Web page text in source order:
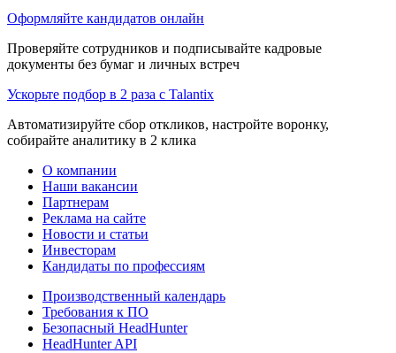
Оформляйте кандидатов онлайн
Проверяйте сотрудников и подписывайте кадровые
документы без бумаг и личных встреч
Ускорьте подбор в 2 раза с Talantix
Автоматизируйте сбор откликов, настройте воронку,
собирайте аналитику в 2 клика
О компании
Наши вакансии
Партнерам
Реклама на сайте
Новости и статьи
Инвесторам
Кандидаты по профессиям
Производственный календарь
Требования к ПО
Безопасный HeadHunter
HeadHunter API